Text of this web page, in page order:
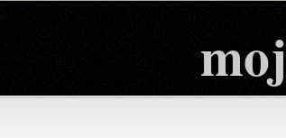
moj